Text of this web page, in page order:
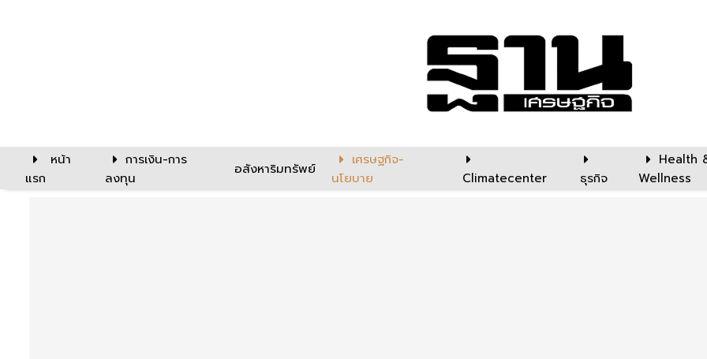
หน้า
แรก
การเงิน-การ
ลงทุน
อสังหาริมทรัพย์
เศรษฐกิจ-
นโยบาย
Climatecenter ธุรกิจ
Health
Wellness